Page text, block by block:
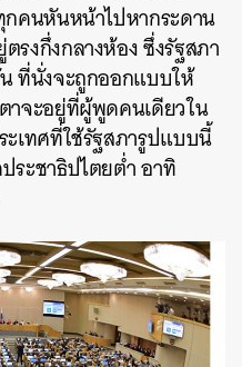
คนหันหน้าไปหากระดาน
รงกึ่งกลางห้อง ซึ่งรัฐสภา
ที่นั่งจะถูกออกแบบให้
าจะอยู่ที่ผู้พูดคนเดียวใน
เทศที่ใช้รัฐสภารูปแบบนี้
ระชาธิปไตยต่ำ อาทิ